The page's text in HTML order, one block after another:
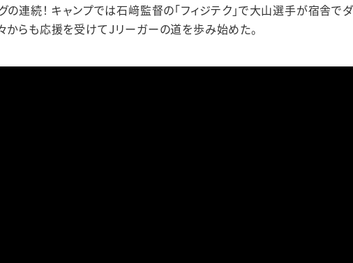
の連続！ キャンプでは石﨑監督の「フィジテク」で大山選手が宿舎
からも応援を受けてJリーガーの道を歩み始めた。